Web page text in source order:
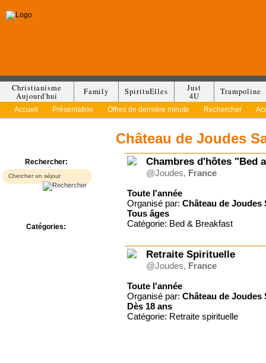
Christianisme
Aujourd'hui
Family SpirituElles
Just
4U
Trampoline
Accueil Présentation Offres de dernière minute Rechercher
Rechercher:
Catégories:
Château de Joudes
Chambres d'hôtes "Bed
@Joudes, France
Toute l'année
Organisé par: Château de Joudes
Tous âges
Catégorie: Bed & Breakfast
Retraite Spirituelle
@Joudes, France
Toute l'année
Organisé par: Château de Joudes
Dès 18 ans
Catégorie: Retraite spirituelle